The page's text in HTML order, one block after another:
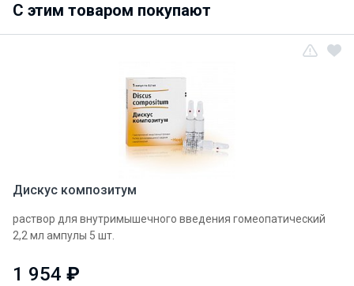
C этим товаром покупают
Дискус композитум
раствор для внутримышечного введения гомеопатический
2,2 мл ампулы 5 шт.
1 954 ₽